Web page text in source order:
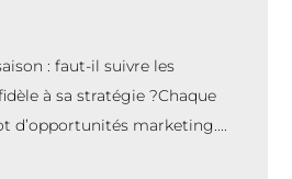
: faut-il suivre les
à sa stratégie ?Chaque
d’opportunités marketing....